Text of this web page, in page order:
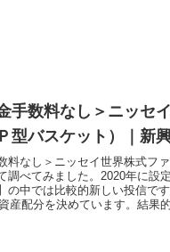
手数料なし＞ニッセ
型バスケット）｜新
料なし＞ニッセイ世界株式フ
調べてみました。2020年に設
の中では比較的新しい投信で
産配分を決めています。結果